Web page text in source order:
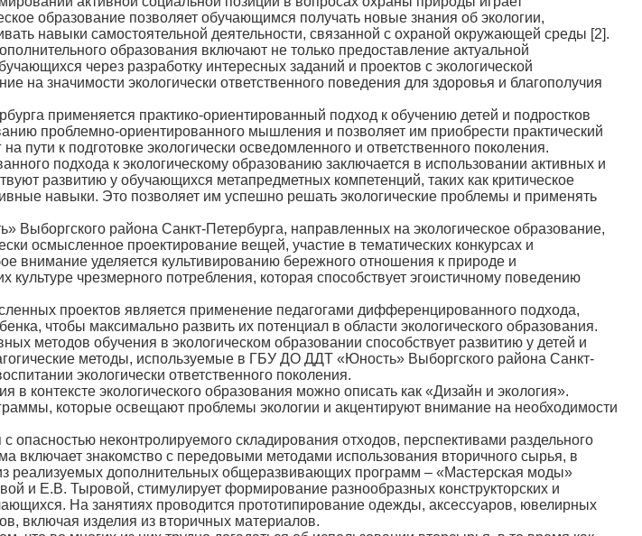
образование позволяет обучающимся получать новые знания об экологии,
навыки самостоятельной деятельности, связанной с охраной окружающей среды [2].
образования включают не только предоставление актуальной
через разработку интересных заданий и проектов с экологической
на значимости экологически ответственного поведения для здоровья и благополучия
применяется практико-ориентированный подход к обучению детей и подростков
проблемно-ориентированного мышления и позволяет им приобрести практический
к подготовке экологически осведомленного и ответственного поколения.
подхода к экологическому образованию заключается в использовании активных и
развитию у обучающихся метапредметных компетенций, таких как критическое
навыки. Это позволяет им успешно решать экологические проблемы и применять
района Санкт-Петербурга, направленных на экологическое образование,
осмысленное проектирование вещей, участие в тематических конкурсах и
внимание уделяется культивированию бережного отношения к природе и
чрезмерного потребления, которая способствует эгоистичному поведению
проектов является применение педагогами дифференцированного подхода,
чтобы максимально развить их потенциал в области экологического образования.
методов обучения в экологическом образовании способствует развитию у детей и
методы, используемые в ГБУ ДО ДДТ «Юность» Выборгского района Санкт-
экологически ответственного поколения.
экологического образования можно описать как «Дизайн и экология».
которые освещают проблемы экологии и акцентируют внимание на необходимости
неконтролируемого складирования отходов, перспективами раздельного
включает знакомство с передовыми методами использования вторичного сырья, в
реализуемых дополнительных общеразвивающих программ – «Мастерская моды»
и Е.В. Тыровой, стимулирует формирование разнообразных конструкторских и
На занятиях проводится прототипирование одежды, аксессуаров, ювелирных
включая изделия из вторичных материалов.